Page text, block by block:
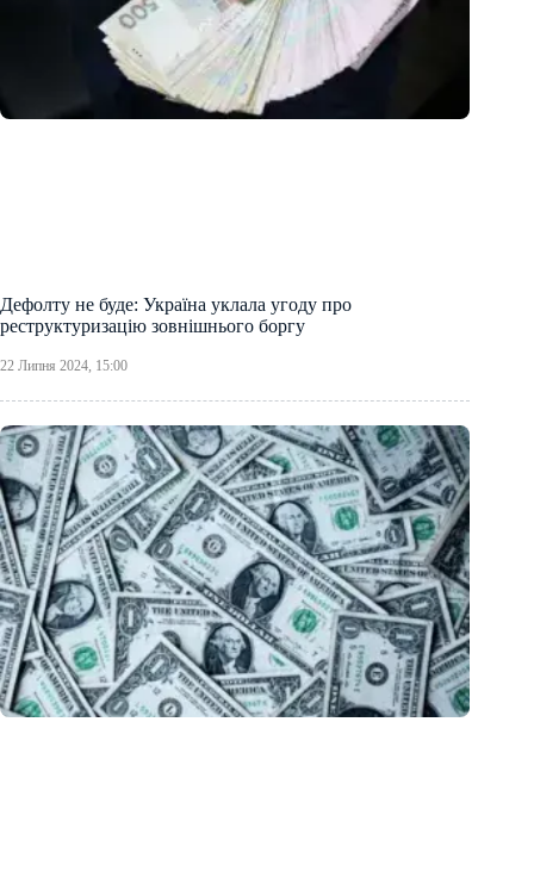
Дефолту не буде: Україна уклала угоду про
реструктуризацію зовнішнього боргу
22 Липня 2024, 15:00